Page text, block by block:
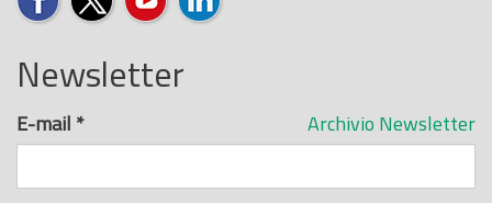
Newsletter
Archivio Newsletter
E-mail *